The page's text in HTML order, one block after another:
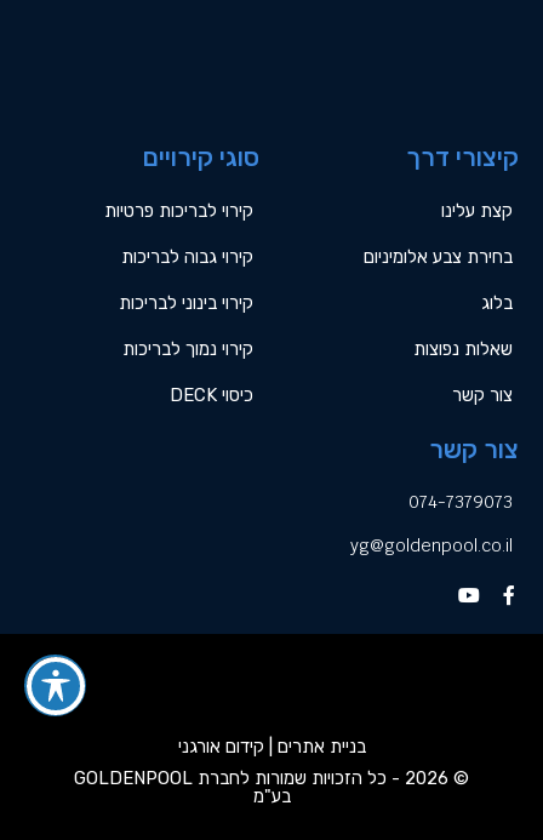
צור קשר
074-7379073
yg@goldenpool.co.il
סוגי קירויים
קירוי לבריכות פרטיות
קירוי גבוה לבריכות
קירוי בינוני לבריכות
קירוי נמוך לבריכות
כיסוי DECK
קיצורי דרך
קצת עלינו
בחירת צבע אלומיניום
בלוג
שאלות נפוצות
צור קשר
בניית אתרים | קידום אורגני
© 2026 - כל הזכויות שמורות לחברת GOLDENPOOL
בע"מ